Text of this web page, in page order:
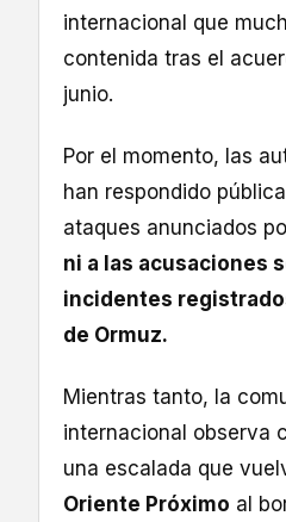
internacional que
contenida tras el
junio.
Por el momento, las
han respondido
ataques anunciados
ni a las acusaciones
incidentes
de Ormuz.
Mientras tanto, la
internacional observa
una escalada que
Oriente Próximo al